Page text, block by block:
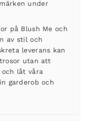
under
på Blush Me och
av stil och
leverans kan
utan att
och låt våra
garderob och